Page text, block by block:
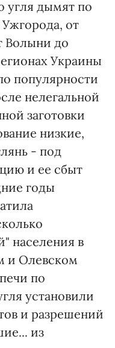
угля дымят по
от
Волыни до
Украины
популярности
нелегальной
заготовки
низкие,
- под
и ее сбыт
годы
населения в
и Олевском
по
установили
и разрешений
из